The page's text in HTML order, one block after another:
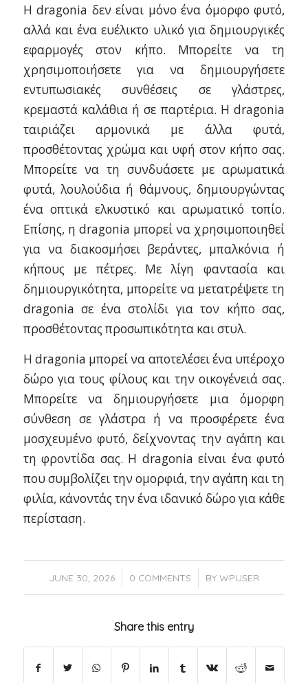
Η dragonia δεν είναι μόνο ένα όμορφο φυτό,
αλλά και ένα ευέλικτο υλικό για δημιουργικές
εφαρμογές στον κήπο. Μπορείτε να τη
χρησιμοποιήσετε για να δημιουργήσετε
εντυπωσιακές συνθέσεις σε γλάστρες,
κρεμαστά καλάθια ή σε παρτέρια. Η dragonia
ταιριάζει αρμονικά με άλλα φυτά,
προσθέτοντας χρώμα και υφή στον κήπο σας.
Μπορείτε να τη συνδυάσετε με αρωματικά
φυτά, λουλούδια ή θάμνους, δημιουργώντας
ένα οπτικά ελκυστικό και αρωματικό τοπίο.
Επίσης, η dragonia μπορεί να χρησιμοποιηθεί
για να διακοσμήσει βεράντες, μπαλκόνια ή
κήπους με πέτρες. Με λίγη φαντασία και
δημιουργικότητα, μπορείτε να μετατρέψετε τη
dragonia σε ένα στολίδι για τον κήπο σας,
προσθέτοντας προσωπικότητα και στυλ.
Η dragonia μπορεί να αποτελέσει ένα υπέροχο
δώρο για τους φίλους και την οικογένειά σας.
Μπορείτε να δημιουργήσετε μια όμορφη
σύνθεση σε γλάστρα ή να προσφέρετε ένα
μοσχευμένο φυτό, δείχνοντας την αγάπη και
τη φροντίδα σας. Η dragonia είναι ένα φυτό
που συμβολίζει την ομορφιά, την αγάπη και τη
φιλία, κάνοντάς την ένα ιδανικό δώρο για κάθε
περίσταση.
JUNE 30, 2026
/ 0 COMMENTS
/ BY WPUSER
Share this entry